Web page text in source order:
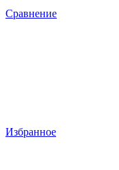
Сравнение
Избранное